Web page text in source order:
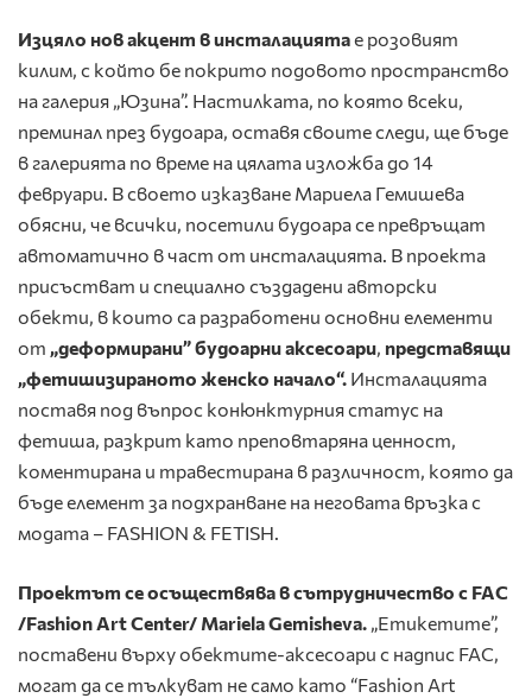
Изцяло нов акцент в инсталациятае розовият
килим, с който бе покрито подовото пространство
на галерия „Юзина”. Настилката, по която всеки,
преминал през будоара, оставя своите следи, ще бъде
в галерията по време на цялата изложба до 14
февруари. В своето изказване Мариела Гемишева
обясни, че всички, посетили будоара се превръщат
автоматично в част от инсталацията. В проекта
присъстват и специално създадени авторски
обекти, в които са разработени основни елементи
от „деформирани” будоарни аксесоари, представящи
„фетишизираното женско начало“. Инсталацията
поставя под въпрос конюнктурния статус на
фетиша, разкрит като преповтаряна ценност,
коментирана и травестирана в различност, която да
бъде елемент за подхранване на неговата връзка с
модата – FASHION & FETISH.
Проектът се осъществява в сътрудничество с FAC
/Fashion Art Center/ Mariela Gemisheva. „Етикетите”,
поставени върху обектите-аксесоари с надпис FAC,
могат да се тълкуват не само като “Fashion Art